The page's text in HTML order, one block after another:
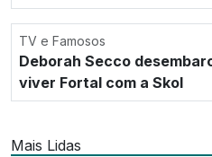
TV e Famosos
Deborah Secco
viver Fortal com a Skol
Mais Lidas